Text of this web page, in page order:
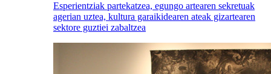
Esperientziak partekatzea, egungo artearen sekretuak
agerian uztea, kultura garaikidearen ateak gizartearen
sektore guztiei zabaltzea